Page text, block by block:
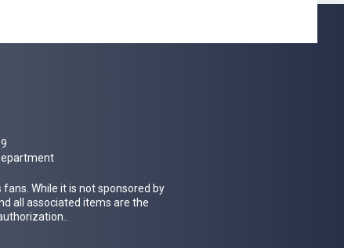
While it is not sponsored by
all associated items are the